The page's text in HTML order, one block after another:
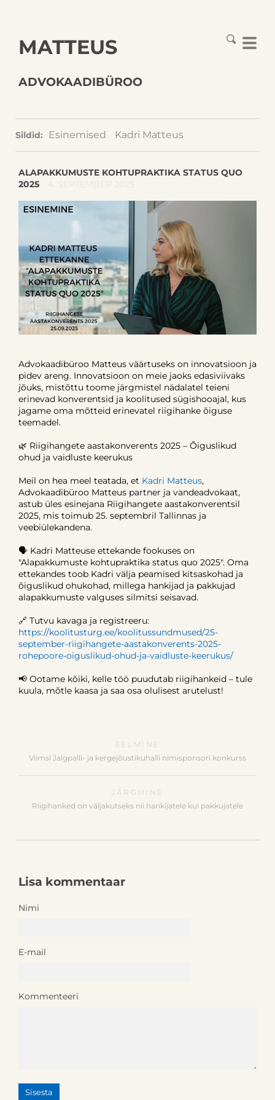
MATTEUS
ADVOKAADIBÜROO
Sildid: Esinemised Kadri Matteus
ALAPAKKUMUSTE KOHTUPRAKTIKA STATUS QUO
2025
Advokaadibüroo Matteus väärtuseks on innovatsioon ja
pidev areng. Innovatsioon on meie jaoks edasiviivaks
jõuks, mistõttu toome järgmistel nädalatel teieni
erinevad konverentsid ja koolitused sügishooajal, kus
jagame oma mõtteid erinevatel riigihanke õiguse
teemadel.
🌿 Riigihangete aastakonverents 2025 – Õiguslikud
ohud ja vaidluste keerukus
Meil on hea meel teatada, et Kadri Matteus,
Advokaadibüroo Matteus partner ja vandeadvokaat,
astub üles esinejana Riigihangete aastakonverentsil
2025, mis toimub 25. septembril Tallinnas ja
veebiülekandena.
🗣 Kadri Matteuse ettekande fookuses on
"Alapakkumuste kohtupraktika status quo 2025". Oma
ettekandes toob Kadri välja peamised kitsaskohad ja
õiguslikud ohukohad, millega hankijad ja pakkujad
alapakkumuste valguses silmitsi seisavad.
🔗 Tutvu kavaga ja registreeru:
https://koolitusturg.ee/koolitussundmused/25-
september-riigihangete-aastakonverents-2025-
rohepoore-oiguslikud-ohud-ja-vaidluste-keerukus/
📢 Ootame kõiki, kelle töö puudutab riigihankeid – tule
kuula, mõtle kaasa ja saa osa olulisest arutelust!
EELMINE
Viimsi Jalgpalli- ja kergejõustikuhalli nimisponsori konkurss
JÄRGMINE
Riigihanked on väljakutseks nii hankijatele kui pakkujatele
Lisa kommentaar
Nimi
E-mail
Kommenteeri